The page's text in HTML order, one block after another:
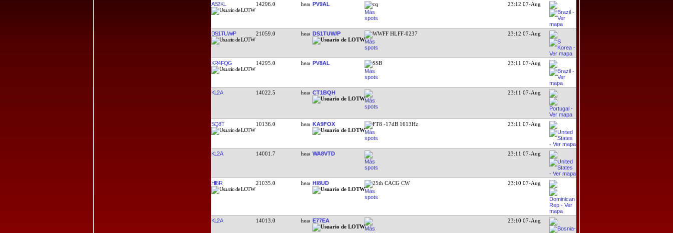
AB2KL 14296.0 PV9AL cq 23:12 07-Aug
DS1TUW/P 21059.0 DS1TUW/P WWFF HLFF-0237 23:12 07-Aug
KR4FQG 14295.0 PV8AL SSB 23:11 07-Aug
KL2A 14022.5 CT1BQH 23:11 07-Aug
SQ8T 10136.0 KA9FOX FT8 -17dB 1613Hz 23:11 07-Aug
KL2A 14001.7 WA8VTD 23:11 07-Aug
HI8R 21035.0 HI8UD 25th CACG CW 23:10 07-Aug
KL2A 14013.0 E77EA 23:10 07-Aug